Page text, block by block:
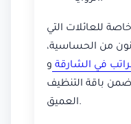
للعائلات التي
من الحساسية،
في الشارقة و
ضمن باقة التنظيف
العميق.